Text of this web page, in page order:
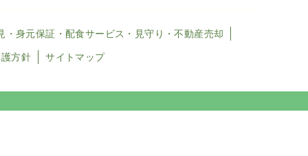
・身元保証・配食サービス・見守り・不動産売却
方針 サイトマップ